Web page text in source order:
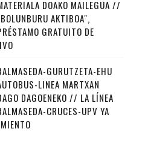
DOAKO MAILEGUA //
AKTIBOA",
GRATUITO DE
GURUTZETA-EHU
LINEA MARTXAN
DAGOENEKO // LA LÍNEA
CRUCES-UPV YA